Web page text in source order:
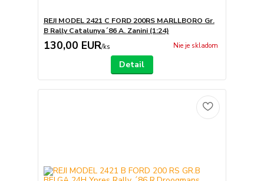
REJI MODEL 2421 C FORD 200RS MARLLBORO Gr.
B Rally Catalunya´86 A. Zanini (1:24)
130,00 EUR/ks Nie je skladom
Detail